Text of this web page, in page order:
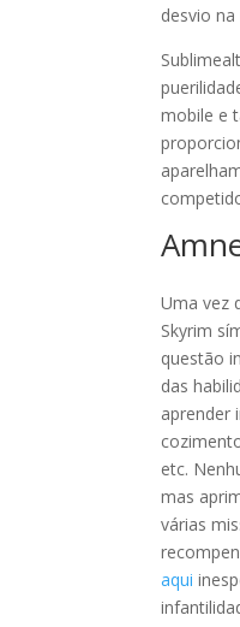
desvio
mobile e
Uma vez
Skyrim
questão
das
aprender
etc.
mas
várias
aqui